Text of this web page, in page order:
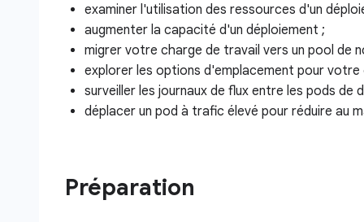
examiner l'utilisation des ressources d'un
augmenter la capacité d'un déploiement ;
migrer votre charge de travail vers un pool de
explorer les options d'emplacement pour votre
surveiller les journaux de flux entre les pods de
déplacer un pod à trafic élevé pour réduire au
Préparation